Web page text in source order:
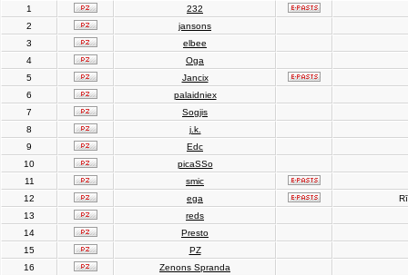
1
232
2
jansons
3
elbee
4
Oga
5
Jancix
6
palaidniex
7
Sogjis
8
j.k.
9
Edc
10
picaSSo
11
smic
12
ega
13
reds
14
Presto
15
PZ
16
Zenons Spranda